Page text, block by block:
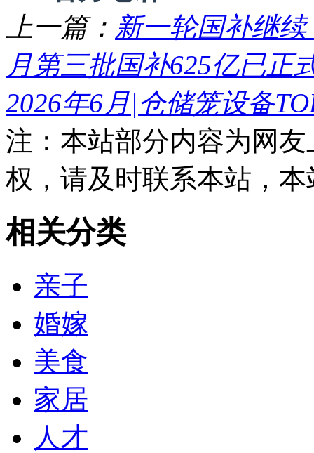
上一篇： 新一轮国补继
月第三批国补625亿已正
2026年6月|仓储笼设备
注：本站部分内容为网
权，请及时联系本站，
相关分类
亲子
婚嫁
美食
家居
人才